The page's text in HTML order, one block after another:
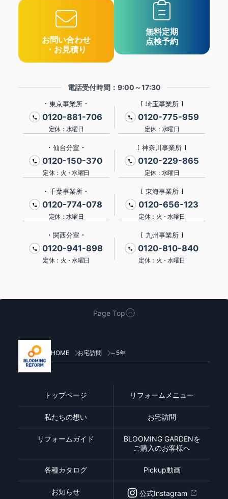
お問い合わせ
・お見積り
無料定期
点検予約
東京事業所
0120-881-706
定休：水曜日
埼玉事業所
0120-775-959
定休：水曜日
仙台分室
0120-150-370
定休：火・水曜日
神奈川事業所
0120-229-865
定休：水曜日
千葉事業所
0120-774-078
定休：水曜日
東海事業所
0120-656-123
定休：火・水曜日
関西分室
0120-941-898
定休：火・水曜日
九州事業所
0120-810-840
定休：火・水曜日
電話受付時間：9:00～17:30
HOME お宅訪問 ～5年
Page Top
トップページ リフォームメニュー
私たちの想い お宅訪問
リフォームガイド
BLOOMING GARDENを
ご購入のお客様へ
各種カタログ Pickup動画
お知らせ 公式Instagram